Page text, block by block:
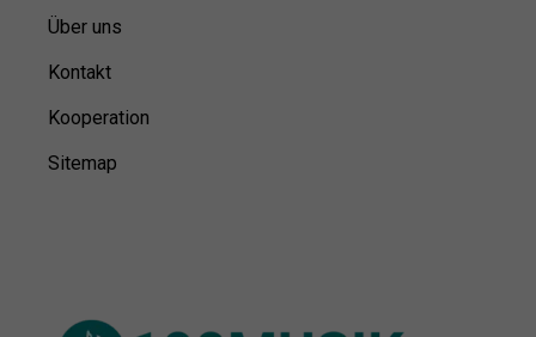
Über uns
Kontakt
Kooperation
Sitemap